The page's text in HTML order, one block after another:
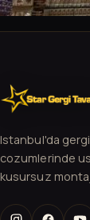
Istanbul'da
cozumlerinde
kusursuz